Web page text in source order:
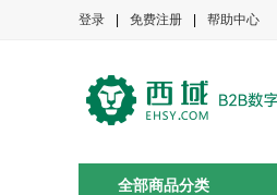
登录 免费注册 帮助中心
全部商品分类